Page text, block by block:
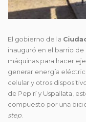
El gobierno de la
inauguró en el barrio
máquinas para hacer
generar energía
celular y otros
de Pepirí y Uspallata,
compuesto por una
step.